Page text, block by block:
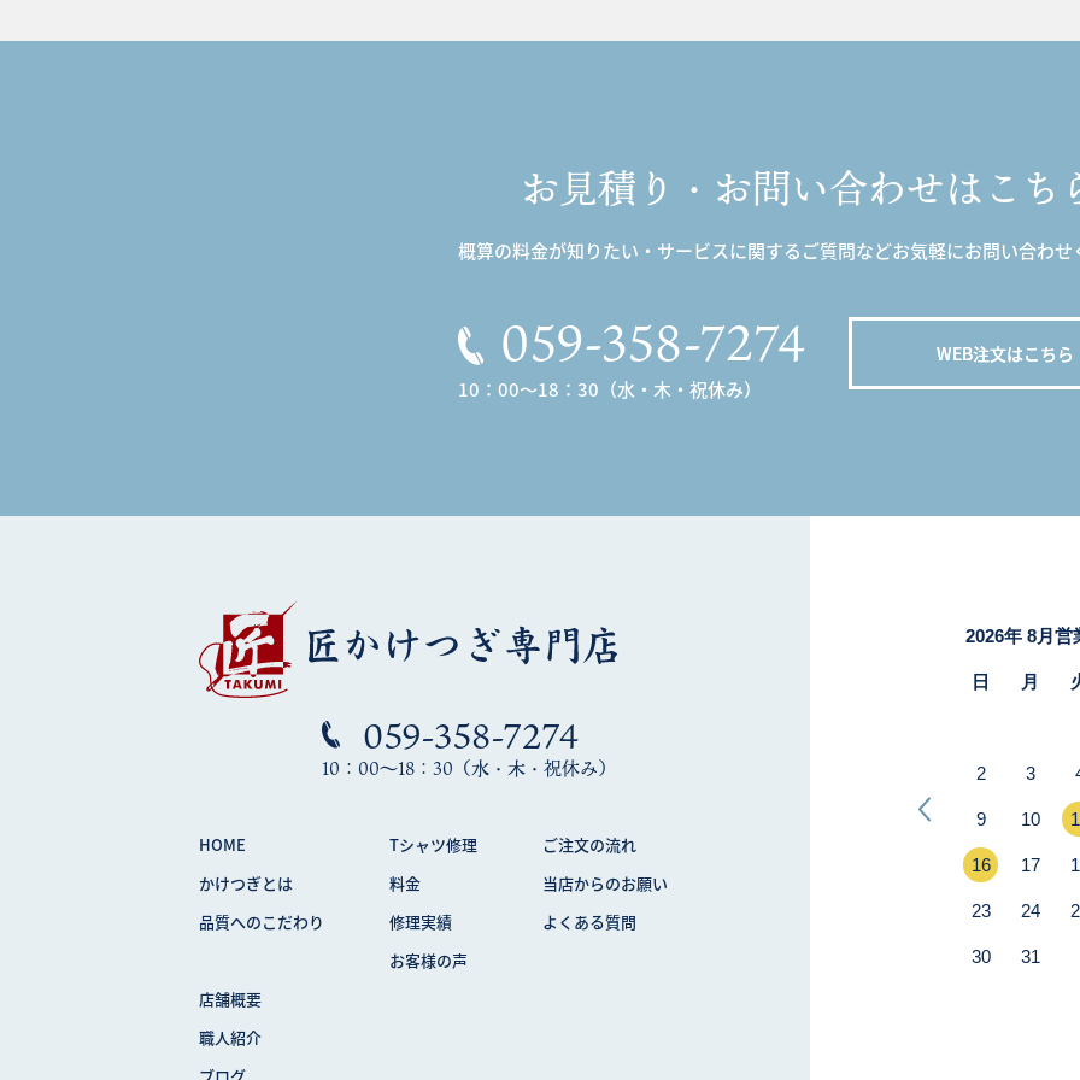
お見積り・お問い合わせはこち
概算の料金が知りたい・サービスに関するご質問などお気軽にお問い合わせ
059-358-7274
10：00～18：30（水・木・祝休み）
WEB注文はこちら
059-358-7274
10：00～18：30（水・木・祝休み）
HOME
かけつぎとは
品質へのこだわり
Tシャツ修理
料金
修理実績
お客様の声
ご注文の流れ
当店からのお願い
よくある質問
店舗概要
職人紹介